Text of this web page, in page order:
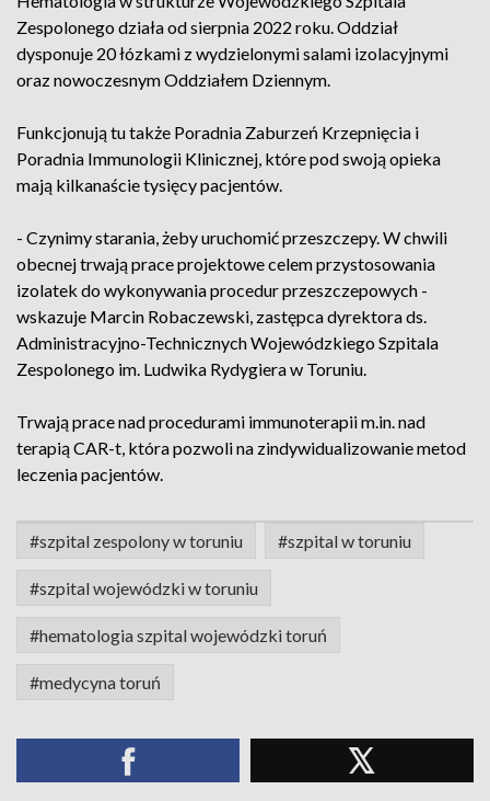
Zespolonego działa od sierpnia 2022 roku. Oddział
dysponuje 20 łózkami z wydzielonymi salami izolacyjnymi
oraz nowoczesnym Oddziałem Dziennym.
Funkcjonują tu także Poradnia Zaburzeń Krzepnięcia i
Poradnia Immunologii Klinicznej, które pod swoją opieka
mają kilkanaście tysięcy pacjentów.
- Czynimy starania, żeby uruchomić przeszczepy. W chwili
obecnej trwają prace projektowe celem przystosowania
izolatek do wykonywania procedur przeszczepowych -
wskazuje Marcin Robaczewski, zastępca dyrektora ds.
Administracyjno-Technicznych Wojewódzkiego Szpitala
Zespolonego im. Ludwika Rydygiera w Toruniu.
Trwają prace nad procedurami immunoterapii m.in. nad
terapią CAR-t, która pozwoli na zindywidualizowanie metod
leczenia pacjentów.
#szpital zespolony w toruniu #szpital w toruniu
#szpital wojewódzki w toruniu
#hematologia szpital wojewódzki toruń
#medycyna toruń